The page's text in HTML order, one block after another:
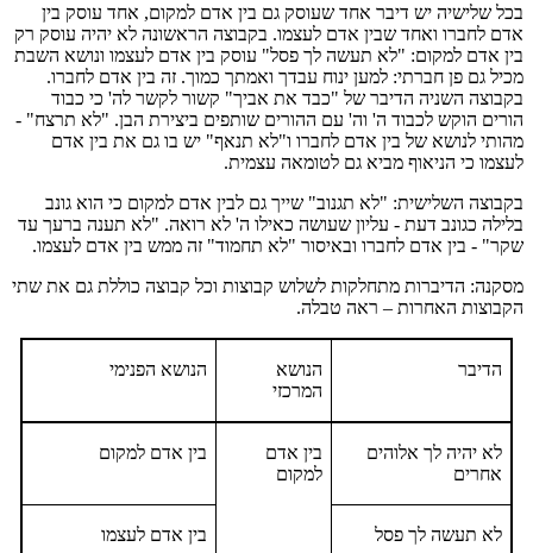
בכל שלישיה יש דיבר אחד שעוסק גם בין אדם למקום, אחד עוסק בין
אדם לחברו ואחד שבין אדם לעצמו. בקבוצה הראשונה לא יהיה עוסק רק
בין אדם למקום: "לא תעשה לך פסל" עוסק בין אדם לעצמו ונושא השבת
מכיל גם פן חברתי: למען ינוח עבדך ואמתך כמוך. זה בין אדם לחברו.
בקבוצה השניה הדיבר של "כבד את אביך" קשור לקשר לה' כי כבוד
הורים הוקש לכבוד ה' וה' עם ההורים שותפים ביצירת הבן. "לא תרצח" -
מהותי לנושא של בין אדם לחברו ו"לא תנאף" יש בו גם את בין אדם
לעצמו כי הניאוף מביא גם לטומאה עצמית.
בקבוצה השלישית: "לא תגנוב" שייך גם לבין אדם למקום כי הוא גונב
בלילה כגונב דעת - עליון שעושה כאילו ה' לא רואה. "לא תענה ברעך עד
שקר" - בין אדם לחברו ובאיסור "לא תחמוד" זה ממש בין אדם לעצמו.
מסקנה: הדיברות מתחלקות לשלוש קבוצות וכל קבוצה כוללת גם את שתי
הקבוצות האחרות – ראה טבלה.
הדיבר
הנושא
המרכזי
הנושא הפנימי
לא יהיה לך אלוהים
אחרים
בין אדם
למקום
בין אדם למקום
לא תעשה לך פסל בין אדם לעצמו